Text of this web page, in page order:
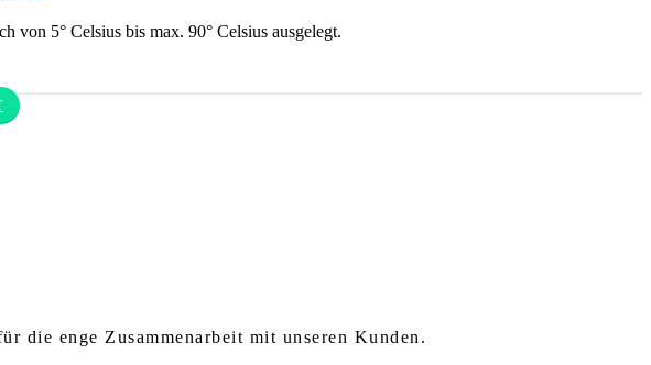
von 5° Celsius bis max. 90° Celsius ausgelegt.
die enge Zusammenarbeit mit unseren Kunden.